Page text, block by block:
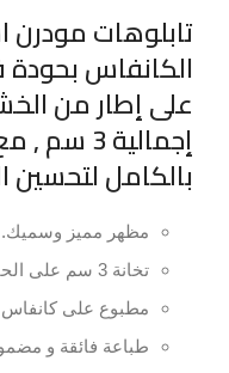
تابلوهات
الكانفاس
على إطار من
إجمالية
بالكامل لتحسين
مظهر مميز وسميك.
تخانة 3 سم على الحائط
مطبوع على كانفاس
طباعة فائقة و